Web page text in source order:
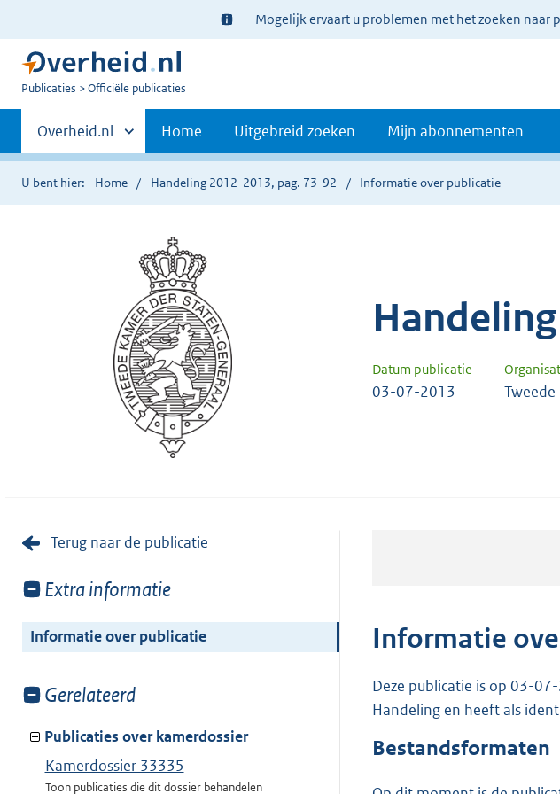
Ter
informatie:
Mogelijk ervaart u problemen met het zoeken naar
U
Publicaties Officiële publicaties
Primaire
navigatie
Andere
sites
binnen
Overheid.nl Home Uitgebreid zoeken Mijn abonnementen
U bent hier: Home Handeling 2012-2013, pag. 73-92 Informatie over publicatie
Handeling
Datum publicatie
03-07-2013
Terug naar de publicatie
Toon
van:
Extra informatie
Informatie over publicatie
Toon
van:
Gerelateerd
Publicaties over kamerdossier
Kamerdossier 33335
Toon publicaties die dit dossier behandelen
Informatie
Deze publicatie is op 03-
Handeling en heeft als
Bestandsformaten